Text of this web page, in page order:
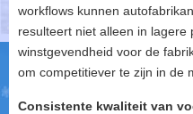
workflows kunnen
resulteert niet alleen in
winstgevendheid voor de
om competitiever te zijn in de
Consistente kwaliteit van